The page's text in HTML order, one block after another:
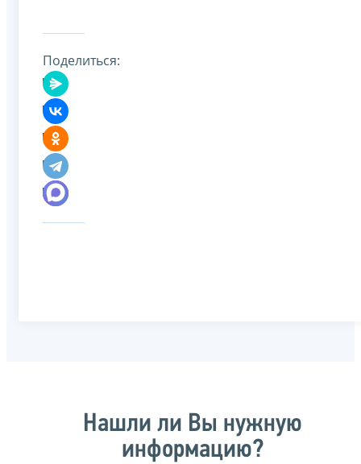
Поделиться:
Нашли ли Вы нужную
информацию?